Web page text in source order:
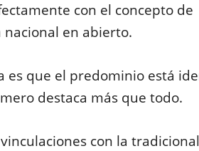
con el concepto de
en abierto.
es que el predominio está
destaca más que todo.
con la